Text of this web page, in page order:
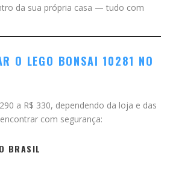
da sua própria casa — tudo com
O LEGO BONSAI 10281 NO
a R$ 330, dependendo da loja e das
com segurança:
BRASIL